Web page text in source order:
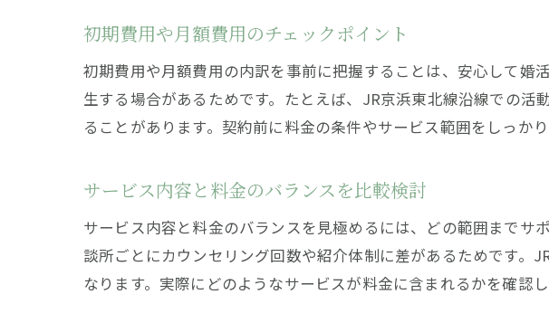
初期費用や月額費用のチェックポイント
初期費用や月額費用の内訳を事前に把握することは、安心して婚
生する場合があるためです。たとえば、JR京浜東北線沿線での
ることがあります。契約前に料金の条件やサービス範囲をしっかり
サービス内容と料金のバランスを比較検討
サービス内容と料金のバランスを見極めるには、どの範囲まで
談所ごとにカウンセリング回数や紹介体制に差があるためです。
なります。実際にどのようなサービスが料金に含まれるかを確認